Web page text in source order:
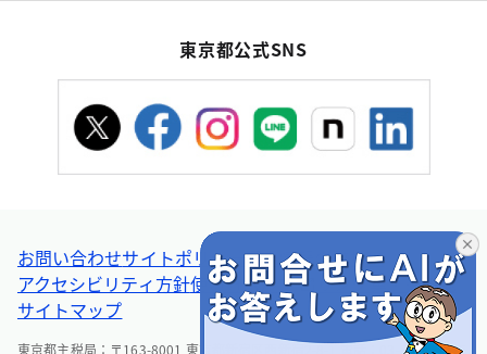
東京都公式SNS
お問い合わせサイトポリシー個人情報の取扱い
アクセシビリティ方針使い方ヘルプ
リンク集・その他
サイトマップ
東京都主税局：〒163-8001 東京都新宿区西新宿2-8-1 電話：03-5388-2925